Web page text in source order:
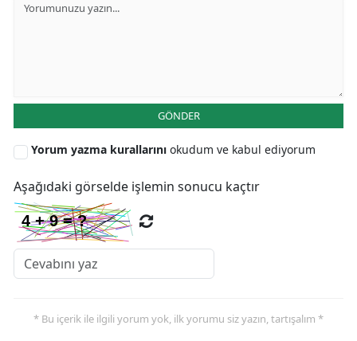
GÖNDER
Yorum yazma kurallarını okudum ve kabul ediyorum
Aşağıdaki görselde işlemin sonucu kaçtır
* Bu içerik ile ilgili yorum yok, ilk yorumu siz yazın, tartışalım *